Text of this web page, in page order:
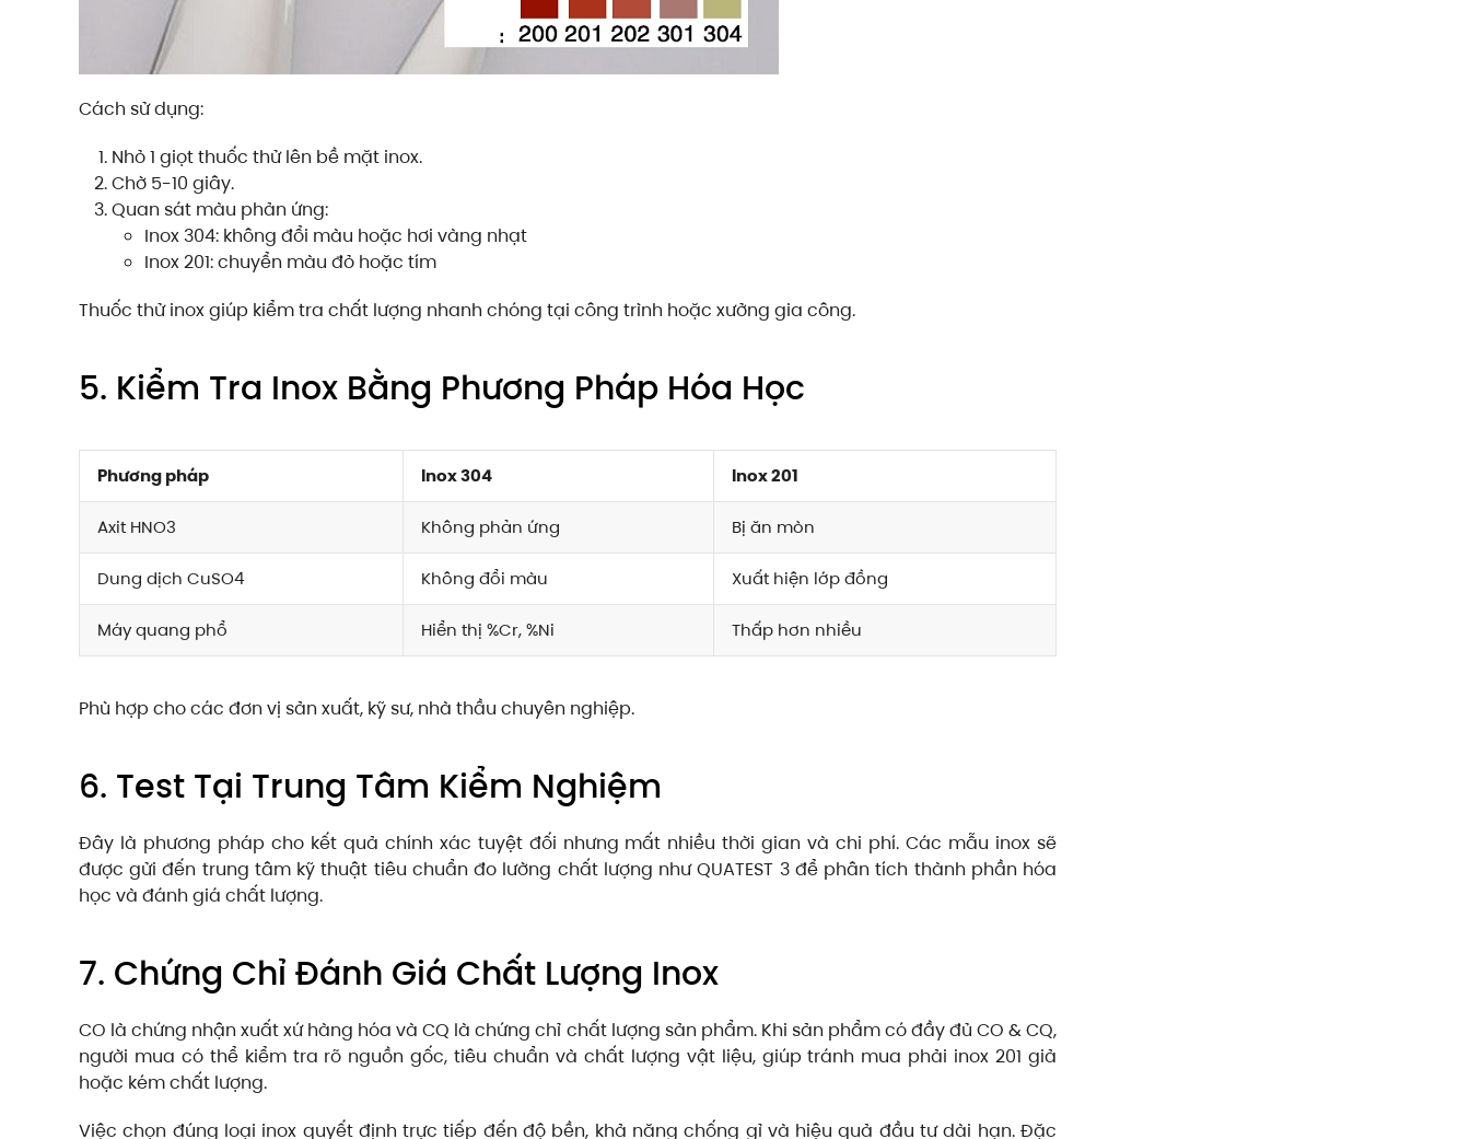
Cách sử dụng:
Nhỏ 1 giọt thuốc thử lên bề mặt inox.
Chờ 5-10 giây.
Quan sát màu phản ứng:
Inox 304: không đổi màu hoặc hơi vàng nhạt
Inox 201: chuyển màu đỏ hoặc tím
Thuốc thử inox giúp kiểm tra chất lượng nhanh chóng tại công trình hoặc xưởng gia công.
5. Kiểm Tra Inox Bằng Phương Pháp Hóa Học
Phương pháp Inox 304 Inox 201
Axit HNO3 Không phản ứng Bị ăn mòn
Dung dịch CuSO4 Không đổi màu Xuất hiện lớp đồng
Máy quang phổ Hiển thị %Cr, %Ni Thấp hơn nhiều
Phù hợp cho các đơn vị sản xuất, kỹ sư, nhà thầu chuyên nghiệp.
6. Test Tại Trung Tâm Kiểm Nghiệm
Đây là phương pháp cho kết quả chính xác tuyệt đối nhưng mất nhiều thời gian và chi phí. Các mẫu inox sẽ
được gửi đến trung tâm kỹ thuật tiêu chuẩn đo lường chất lượng như QUATEST 3 để phân tích thành phần hóa
học và đánh giá chất lượng.
7. Chứng Chỉ Đánh Giá Chất Lượng Inox
CO là chứng nhận xuất xứ hàng hóa và CQ là chứng chỉ chất lượng sản phẩm. Khi sản phẩm có đầy đủ CO & CQ,
người mua có thể kiểm tra rõ nguồn gốc, tiêu chuẩn và chất lượng vật liệu, giúp tránh mua phải inox 201 giả
hoặc kém chất lượng.
Việc chọn đúng loại inox quyết định trực tiếp đến độ bền, khả năng chống gỉ và hiệu quả đầu tư dài hạn. Đặc